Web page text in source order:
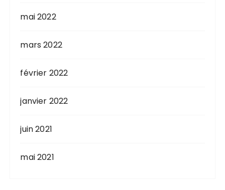
mai 2022
mars 2022
février 2022
janvier 2022
juin 2021
mai 2021